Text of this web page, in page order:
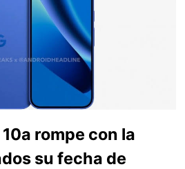
rompe con la
su fecha de